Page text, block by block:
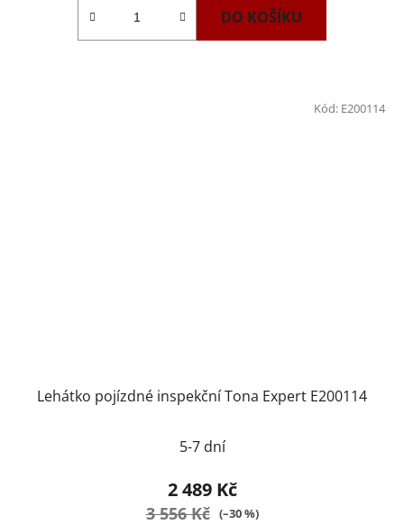
DO KOŠÍKU
Lehátko pojízdné inspekční Tona Expert E200114
5-7 dní
2 489 Kč
3 556 Kč (–30 %)
Kód: E200114